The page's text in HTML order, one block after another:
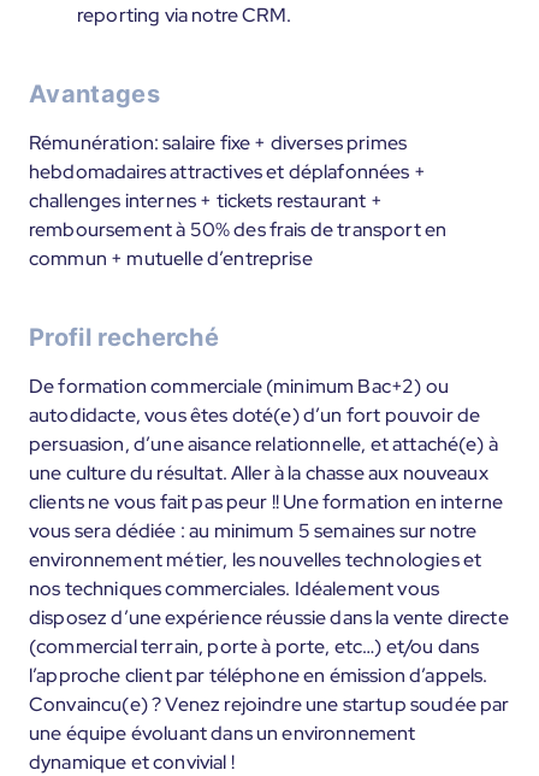
reporting via notre CRM.
Avantages
Rémunération: salaire fixe + diverses primes
hebdomadaires attractives et déplafonnées +
challenges internes + tickets restaurant +
remboursement à 50% des frais de transport en
commun + mutuelle d’entreprise
Profil recherché
De formation commerciale (minimum Bac+2) ou
autodidacte, vous êtes doté(e) d’un fort pouvoir de
persuasion, d’une aisance relationnelle, et attaché(e) à
une culture du résultat. Aller à la chasse aux nouveaux
clients ne vous fait pas peur !! Une formation en interne
vous sera dédiée : au minimum 5 semaines sur notre
environnement métier, les nouvelles technologies et
nos techniques commerciales. Idéalement vous
disposez d’une expérience réussie dans la vente directe
(commercial terrain, porte à porte, etc…) et/ou dans
l’approche client par téléphone en émission d’appels.
Convaincu(e) ? Venez rejoindre une startup soudée par
une équipe évoluant dans un environnement
dynamique et convivial !